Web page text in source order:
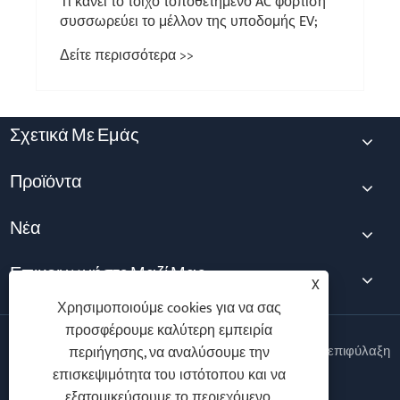
συσσωρεύει το μέλλον της υποδομής EV;
Δείτε περισσότερα >>
Σχετικά Με Εμάς
Προϊόντα
Νέα
Επικοινωνήστε Μαζί Μας
Copyright © 2025 Ningbo Vanton EV Charger Co., Ltd. Με επιφύλαξη
παντός δικαιώματος.
X
Χρησιμοποιούμε cookies για να σας
προσφέρουμε καλύτερη εμπειρία
περιήγησης, να αναλύσουμε την
επισκεψιμότητα του ιστότοπου και να